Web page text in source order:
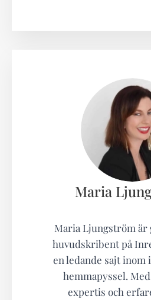
Maria
Maria Ljungström är
huvudskribent på
en ledande sajt inom
hemmapyssel.
expertis och